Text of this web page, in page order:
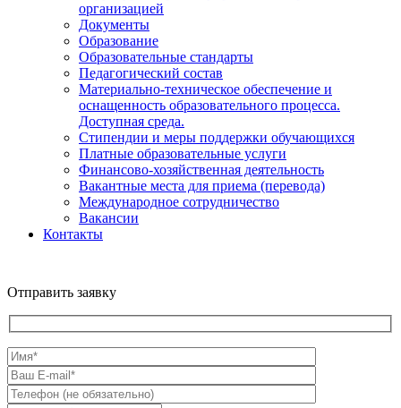
организацией
Документы
Образование
Образовательные стандарты
Педагогический состав
Материально-техническое обеспечение и
оснащенность образовательного процесса.
Доступная среда.
Стипендии и меры поддержки обучающихся
Платные образовательные услуги
Финансово-хозяйственная деятельность
Вакантные места для приема (перевода)
Международное сотрудничество
Вакансии
Контакты
Отправить заявку